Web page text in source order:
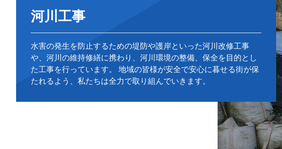
河川工事
水害の発生を防止するための堤防や護岸といった河川改修工事
や、河川の維持修繕に携わり、河川環境の整備、保全を目的とし
た工事を行っています。 地域の皆様が安全で安心に暮せる街が保
たれるよう、私たちは全力で取り組んでいきます。